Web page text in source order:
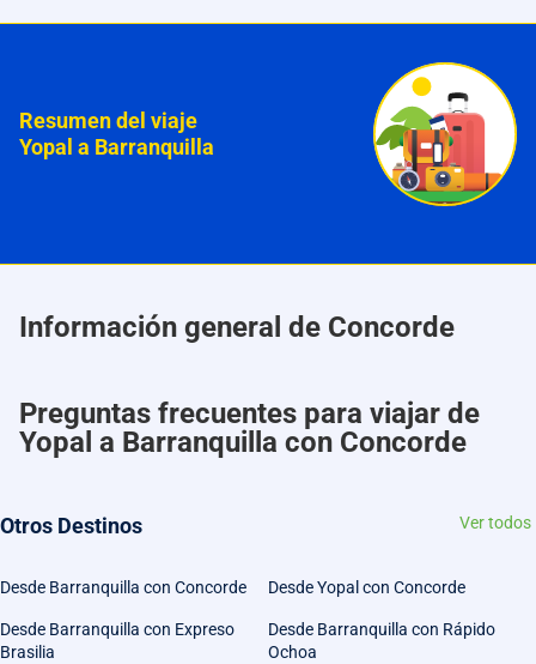
Resumen del viaje
Yopal a Barranquilla
Información general de Concorde
Preguntas frecuentes para viajar de
Yopal a Barranquilla con Concorde
Otros Destinos Ver todos
Desde Barranquilla con Concorde Desde Yopal con Concorde
Desde Barranquilla con Expreso
Brasilia
Desde Barranquilla con Rápido
Ochoa